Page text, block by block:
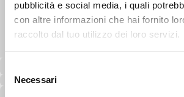
pubblicità e social media, i quali
con altre informazioni che hai fornito
raccolto dal tuo utilizzo dei loro servizi.
delNecessari